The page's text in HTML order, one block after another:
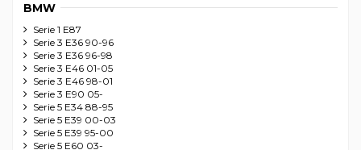
BMW
Serie 1 E87
Serie 3 E36 90-96
Serie 3 E36 96-98
Serie 3 E46 01-05
Serie 3 E46 98-01
Serie 3 E90 05-
Serie 5 E34 88-95
Serie 5 E39 00-03
Serie 5 E39 95-00
Serie 5 E60 03-